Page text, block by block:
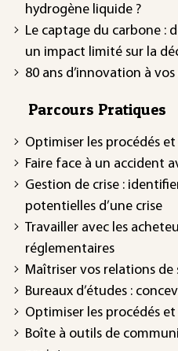
hydrogène liquide ?
Le captage du carbone :
un impact limité sur la
80 ans d’innovation à
Parcours Pratiques
Optimiser les procédés
Faire face à un accident
Gestion de crise :
potentielles d’une crise
Travailler avec les
réglementaires
Maîtriser vos relations
Bureaux d’études :
Optimiser les procédés
Boîte à outils de